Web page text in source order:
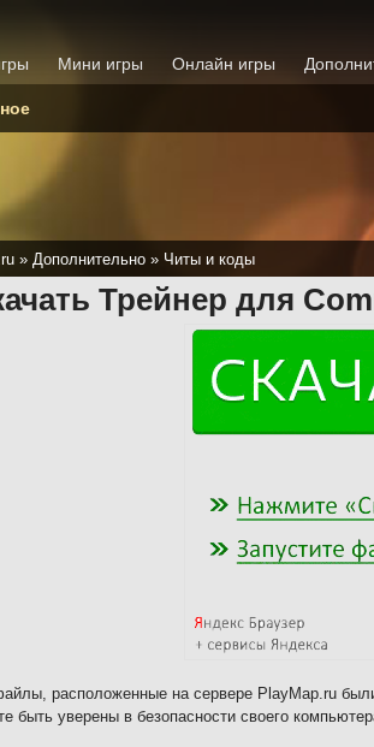
» Дополнительно » Читы и коды
Трейнер для
расположенные на сервере PlayMap.ru
быть уверены в безопасности своего
Мини игры Онлайн игры